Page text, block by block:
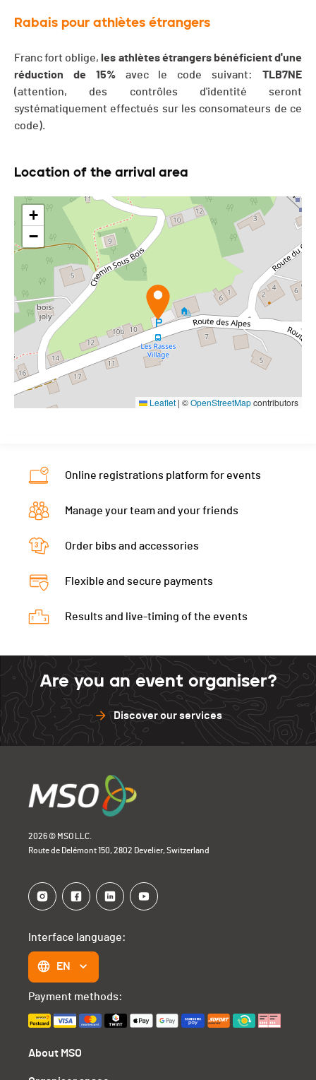
Rabais pour athlètes étrangers
Franc fort oblige, les athlètes étrangers bénéficient d'une
réduction de 15%avec le code suivant:TLB7NE
(attention, des contrôles d'identité seront
systématiquement effectués sur les consomateurs de ce
code).
Location of the arrival area
+
−
Leaflet | ©OpenStreetMapcontributors
Online registrations platform for events
Manage your team and your friends
Order bibs and accessories
Flexible and secure payments
Results and live-timing of the events
Are you an event organiser?
Discover our services
2026 © MSO LLC.
Route de Delémont 150, 2802 Develier, Switzerland
About MSO
Interface language:
EN
Payment methods: